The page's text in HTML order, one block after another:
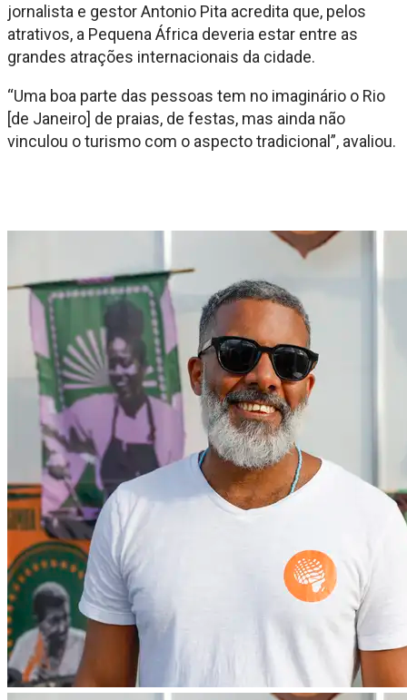
jornalista e gestor Antonio Pita acredita que, pelos
atrativos, a Pequena África deveria estar entre as
grandes atrações internacionais da cidade.
“Uma boa parte das pessoas tem no imaginário o Rio
[de Janeiro] de praias, de festas, mas ainda não
vinculou o turismo com o aspecto tradicional”, avaliou.